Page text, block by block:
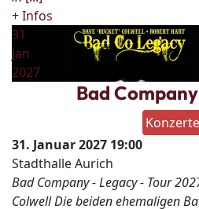
+ Infos
31
Jan
2027
Bad
Konzerte
31. Januar 2027 19:00
Stadthalle Aurich
Bad Company - Legacy - Tour
Colwell Die beiden ehemaligen